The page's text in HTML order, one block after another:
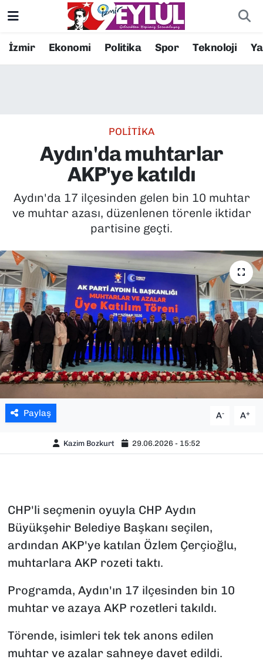
İzmir Ekonomi Politika Spor Teknoloji
POLİTİKA
Aydın'da muhtarlar
AKP'ye katıldı
Aydın'da 17 ilçesinden gelen bin 10 muhtar
ve muhtar azası, düzenlenen törenle iktidar
partisine geçti.
Paylaş A- A+
Kazim Bozkurt 29.06.2026 - 15:52
CHP'li seçmenin oyuyla CHP Aydın
Büyükşehir Belediye Başkanı seçilen,
ardından AKP'ye katılan Özlem Çerçioğlu,
muhtarlara AKP rozeti taktı.
Programda, Aydın'ın 17 ilçesinden bin 10
muhtar ve azaya AKP rozetleri takıldı.
Törende, isimleri tek tek anons edilen
muhtar ve azalar sahneye davet edildi.
Resmi İlanlar
EKONOMİ
KÜLTÜR SANAT
POLİTİKA
SAĞLIK
SPOR
TEKNOLOJİ
YAŞAM
YEREL YÖNETİMLER
Konak Nöbetçi Eczaneler
Süper Lig Puan Durumu ve Fikstür
Tüm Manşetler
Son Dakika Haberleri
Haber Arşivi